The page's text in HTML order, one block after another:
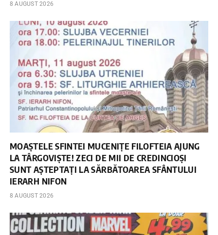
8 AUGUST 2026
MOAȘTELE SFINTEI MUCENIȚE FILOFTEIA AJUNG
LA TÂRGOVIȘTE! ZECI DE MII DE CREDINCIOȘI
SUNT AȘTEPTAȚI LA SĂRBĂTOAREA SFÂNTULUI
IERARH NIFON
8 AUGUST 2026